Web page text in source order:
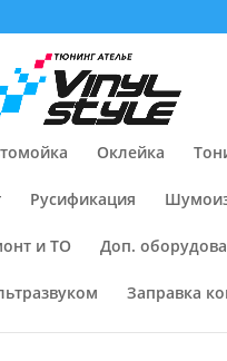
Оклейка
Русификация
и ТО Доп.
Заправка